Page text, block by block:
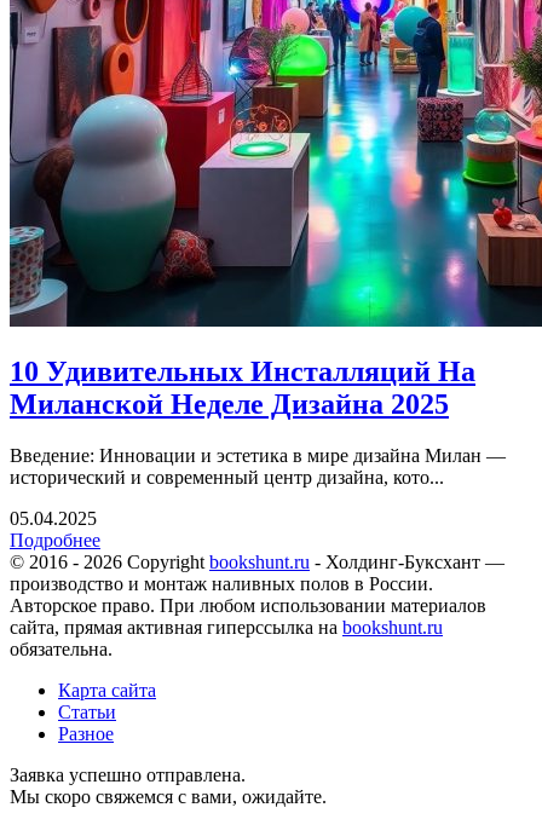
10 Удивительных Инсталляций На
Миланской Неделе Дизайна 2025
Введение: Инновации и эстетика в мире дизайна Милан —
исторический и современный центр дизайна, кото...
05.04.2025
Подробнее
© 2016 - 2026 Copyright bookshunt.ru - Холдинг-Буксхант —
производство и монтаж наливных полов в России.
Авторское право. При любом использовании материалов
сайта, прямая активная гиперссылка на bookshunt.ru
обязательна.
Карта сайта
Статьи
Разное
Заявка успешно отправлена.
Мы скоро свяжемся с вами, ожидайте.